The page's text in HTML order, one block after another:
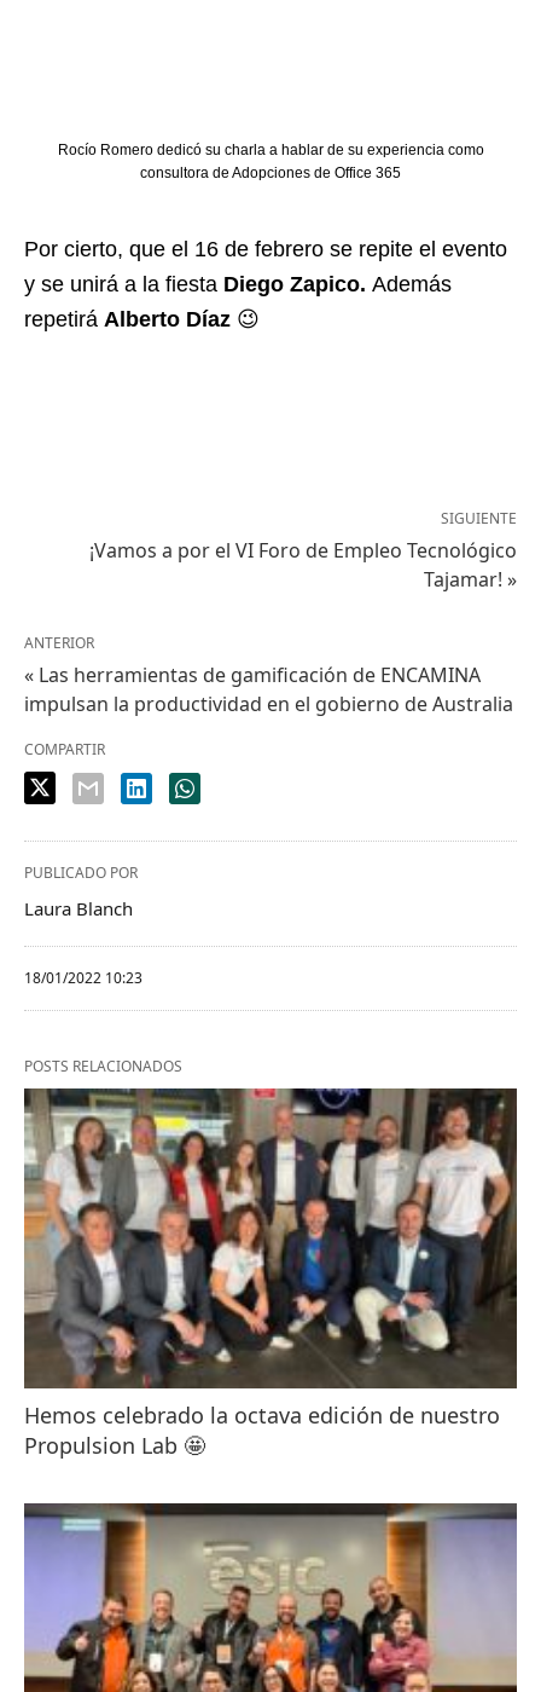
Rocío Romero dedicó su charla a hablar de su experiencia como
consultora de Adopciones de Office 365
Por cierto, que el 16 de febrero se repite el evento
y se unirá a la fiesta Diego Zapico. Además
repetirá Alberto Díaz 😉
SIGUIENTE
¡Vamos a por el VI Foro de Empleo Tecnológico
Tajamar! »
ANTERIOR
« Las herramientas de gamificación de ENCAMINA
impulsan la productividad en el gobierno de Australia
COMPARTIR
PUBLICADO POR
Laura Blanch
18/01/2022 10:23
POSTS RELACIONADOS
Hemos celebrado la octava edición de nuestro
Propulsion Lab 🤩